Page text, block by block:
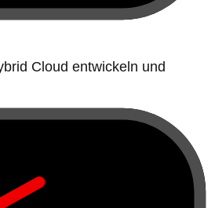
Cloud entwickeln und